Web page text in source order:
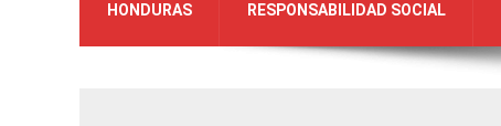
HONDURAS RESPONSABILIDAD SOCIAL